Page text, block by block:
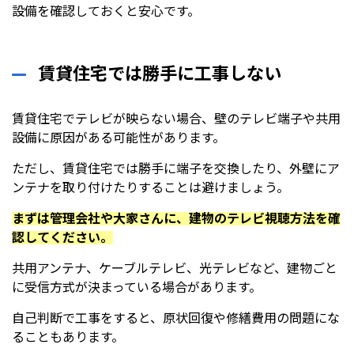
設備を確認しておくと安心です。
賃貸住宅では勝手に工事しない
賃貸住宅でテレビが映らない場合、壁のテレビ端子や共用
設備に原因がある可能性があります。
ただし、賃貸住宅では勝手に端子を交換したり、外壁にア
ンテナを取り付けたりすることは避けましょう。
まずは管理会社や大家さんに、建物のテレビ視聴方法を確
認してください。
共用アンテナ、ケーブルテレビ、光テレビなど、建物ごと
に受信方式が決まっている場合があります。
自己判断で工事をすると、原状回復や修繕費用の問題にな
ることもあります。